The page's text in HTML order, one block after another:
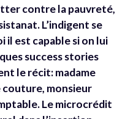
contre la pauvreté,
L’indigent se
il est capable si on lui
success stories
le récit: madame
couture, monsieur
Le microcrédit